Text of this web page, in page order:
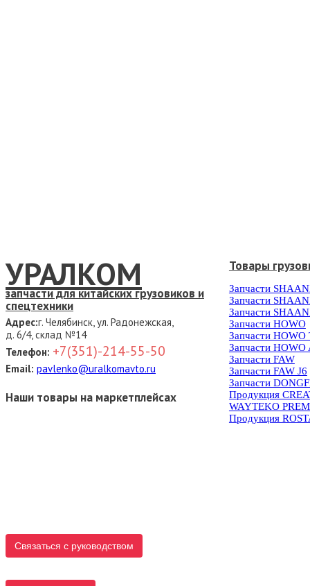
УРАЛКОМ
запчасти для китайских грузовиков и
спецтехники
Адрес:г. Челябинск, ул. Радонежская,
д. 6/4, склад №14
Телефон: +7(351)-214-55-50
Email: pavlenko@uralkomavto.ru
Наши товары на маркетплейсах
Связаться с руководством
Товары
Запчасти
Запчасти
Запчасти
Запчасти HOWO
Запчасти HOWO
Запчасти HOWO
Запчасти FAW
Запчасти FAW J6
Запчасти
Продукция
WAYTEKO
Продукция